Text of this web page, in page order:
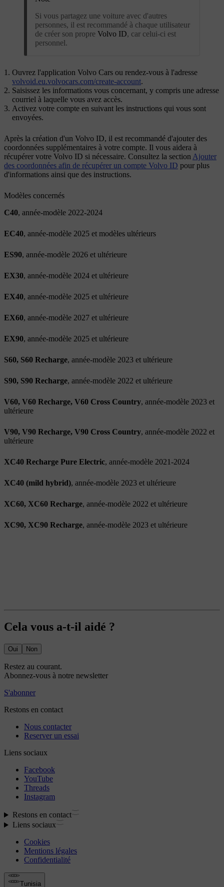
Si vous partagez une voiture avec d'autres
personnes, il est recommandé à chaque utilisateur
de créer son propre Volvo ID, car celui-ci est
personnel.
Ouvrez l'application Volvo Cars ou rendez-vous à l'adresse
volvoid.eu.volvocars.com/create-account.
Saisissez les informations vous concernant, y compris une adresse
courriel à laquelle vous avez accès.
Activez votre compte en suivant les instructions qui vous sont
envoyées.
Après la création d'un Volvo ID, il est recommandé d'ajouter des
coordonnées supplémentaires à votre compte. Il vous aidera à
récupérer votre Volvo ID si nécessaire. Consultez la section Ajouter
des coordonnées afin de récupérer un compte Volvo ID pour plus
d'informations ainsi que des instructions.
Modèles concernés
C40, année-modèle 2022-2024
EC40, année-modèle 2025 et modèles ultérieurs
ES90, année-modèle 2026 et ultérieure
EX30, année-modèle 2024 et ultérieure
EX40, année-modèle 2025 et ultérieure
EX60, année-modèle 2027 et ultérieure
EX90, année-modèle 2025 et ultérieure
S60, S60 Recharge, année-modèle 2023 et ultérieure
S90, S90 Recharge, année-modèle 2022 et ultérieure
V60, V60 Recharge, V60 Cross Country, année-modèle 2023 et
ultérieure
V90, V90 Recharge, V90 Cross Country, année-modèle 2022 et
ultérieure
XC40 Recharge Pure Electric, année-modèle 2021-2024
XC40 (mild hybrid), année-modèle 2023 et ultérieure
XC60, XC60 Recharge, année-modèle 2022 et ultérieure
XC90, XC90 Recharge, année-modèle 2023 et ultérieure
Cela vous a-t-il aidé ?
Oui Non